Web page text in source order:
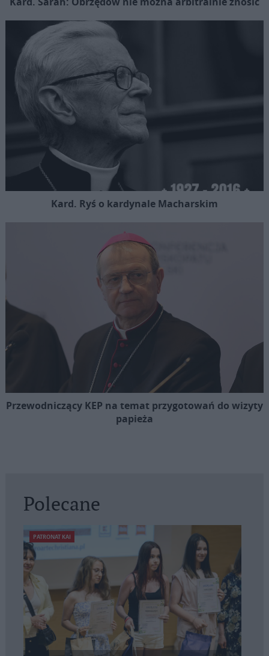
Kard. Ryś o kardynale Macharskim
Przewodniczący KEP na temat przygotowań do wizyty
papieża
Polecane
PATRONAT KAI